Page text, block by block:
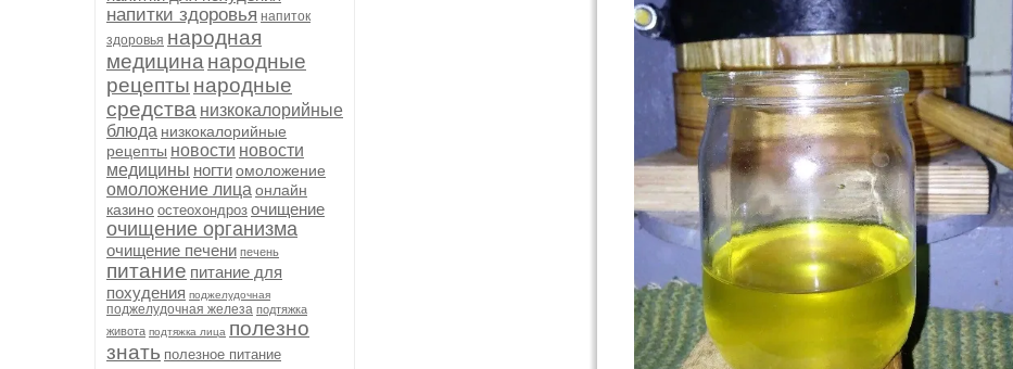
напитки здоровья напиток
здоровья народная
медицина народные
рецепты народные
средства низкокалорийные
блюда низкокалорийные
рецепты новости новости
медицины ногтиомоложение
омоложение лица онлайн
казино остеохондроз очищение
очищение организма
очищение печени печень
питание питание для
похудения поджелудочная
поджелудочная железа подтяжка
живота подтяжка лица полезно
знать полезное питание